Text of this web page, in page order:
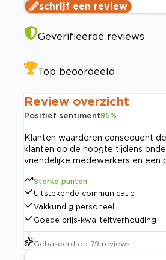
schrijf een review
Geverifieerde reviews
Top beoordeeld
Review overzicht
Positief sentiment95%
Klanten waarderen consequent
klanten op de hoogte tijdens
vriendelijke medewerkers en een
Sterke punten
Uitstekende communicatie
Vakkundig personeel
Goede prijs-kwaliteitverhouding
Gebaseerd op 79 reviews